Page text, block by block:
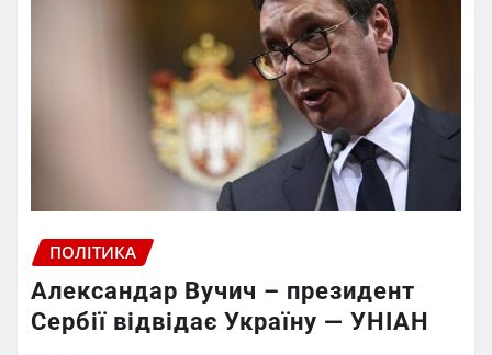
ПОЛІТИКА
Александар Вучич – президент
Сербії відвідає Україну — УНІАН